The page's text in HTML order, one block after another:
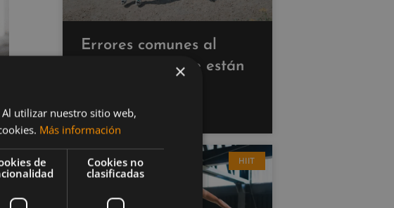
más
Errores comunes al
hacer cardio que están
resultados
HIIT
×
utilizar nuestro sitio web,
Más información
de
Cookies no
clasificadas